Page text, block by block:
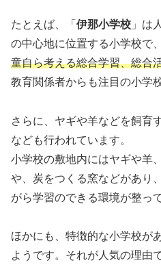
たとえば、「 伊那小学校 」は
の中心地に位置する小学校で
童自ら考える総合学習、総合
教育関係者からも注目の小学
さらに、ヤギや羊などを飼育
なども行われています。
小学校の敷地内にはヤギや羊
や、炭をつくる窯などがあり
がら学習のできる環境が整っ
ほかにも、特徴的な小学校が
ようです。それが人気の理由